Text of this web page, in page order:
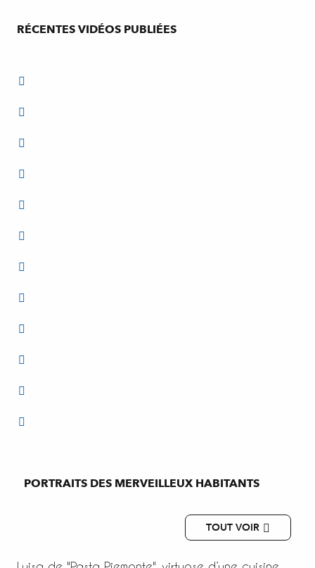
RÉCENTES VIDÉOS PUBLIÉES
PORTRAITS DES MERVEILLEUX HABITANTS
TOUT VOIR